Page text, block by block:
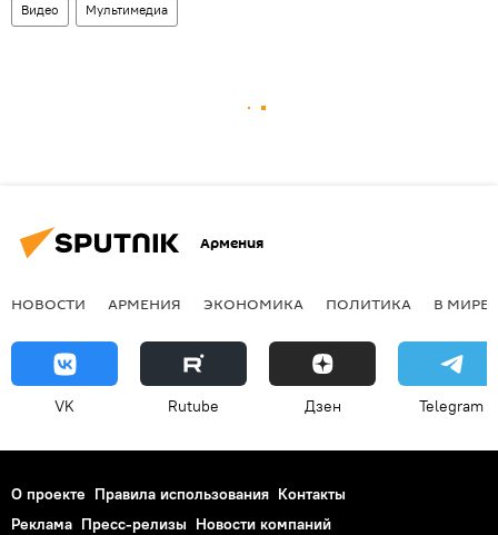
Видео Мультимедиа
Армения
НОВОСТИ АРМЕНИЯ ЭКОНОМИКА ПОЛИТИКА В МИРЕ
VK Rutube Дзен Telegram
О проекте Правила использования Контакты
Реклама Пресс-релизы Новости компаний